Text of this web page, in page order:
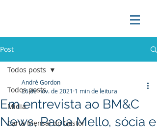
Post
Todos posts
Mídia
Carta Mensal do Gestor
Todos posts
Em entrevista ao BM&C
News, Paola Mello, sócia e
André Gordon
26 de nov. de 2021 1 min de leitura